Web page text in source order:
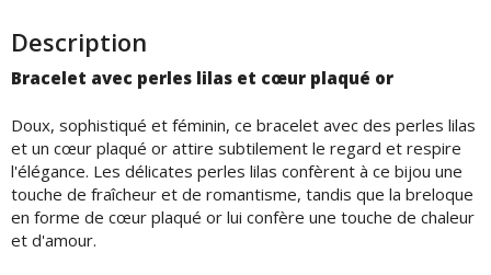
Description
Bracelet avec perles lilas et cœur plaqué or
Doux, sophistiqué et féminin, ce bracelet avec des perles lilas
et un cœur plaqué or attire subtilement le regard et respire
l'élégance. Les délicates perles lilas confèrent à ce bijou une
touche de fraîcheur et de romantisme, tandis que la breloque
en forme de cœur plaqué or lui confère une touche de chaleur
et d'amour.